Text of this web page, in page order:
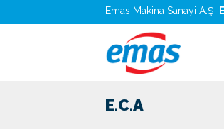
Emas Makina Sanayi A.Ş.
E.C.A